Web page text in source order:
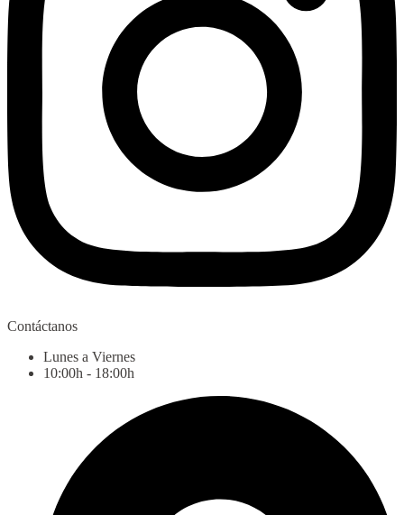
Contáctanos
Lunes a Viernes
10:00h - 18:00h